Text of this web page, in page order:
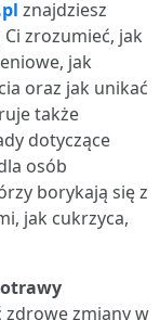
znajdziesz
zrozumieć, jak
jak
oraz jak unikać
także
dotyczące
osób
borykają się z
jak cukrzyca,
zdrowe zmiany w